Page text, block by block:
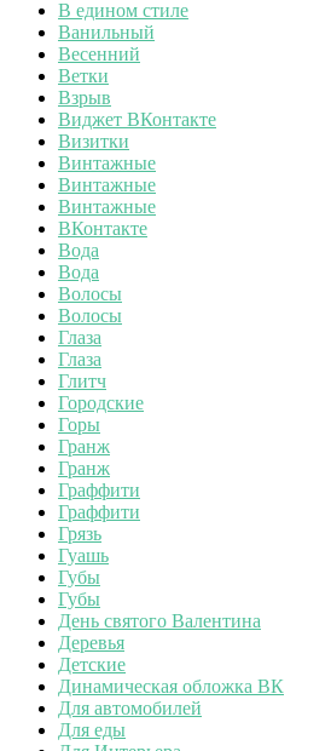
В едином стиле
Ванильный
Весенний
Ветки
Взрыв
Виджет ВКонтакте
Визитки
Винтажные
Винтажные
Винтажные
ВКонтакте
Вода
Вода
Волосы
Волосы
Глаза
Глаза
Глитч
Городские
Горы
Гранж
Гранж
Граффити
Граффити
Грязь
Гуашь
Губы
Губы
День святого Валентина
Деревья
Детские
Динамическая обложка ВК
Для автомобилей
Для еды